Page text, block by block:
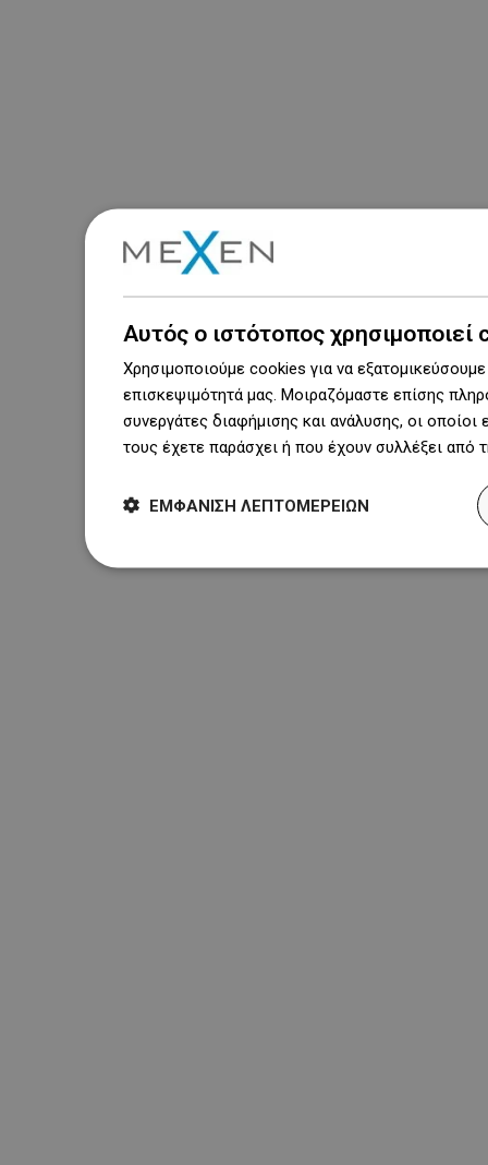
Αυτός ο ιστότοπος χρησιμοποιεί
Χρησιμοποιούμε cookies για να
επισκεψιμότητά μας. Μοιραζόμαστε επίσης
συνεργάτες διαφήμισης και ανάλυσης, οι
τους έχετε παράσχει ή που έχουν συλλέξει
ΕΜΦΆΝΙΣΗ ΛΕΠΤΟΜΕΡΕΙΏΝ